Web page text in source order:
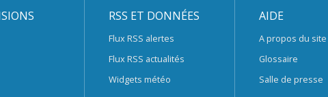
RSS ET DONNÉES
Flux RSS alertes
Flux RSS actualités
Widgets météo
AIDE
A propos du site
Glossaire
Salle de presse